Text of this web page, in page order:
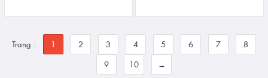
Trang : 1 2 3 4 5 6 7
8
9
10 →